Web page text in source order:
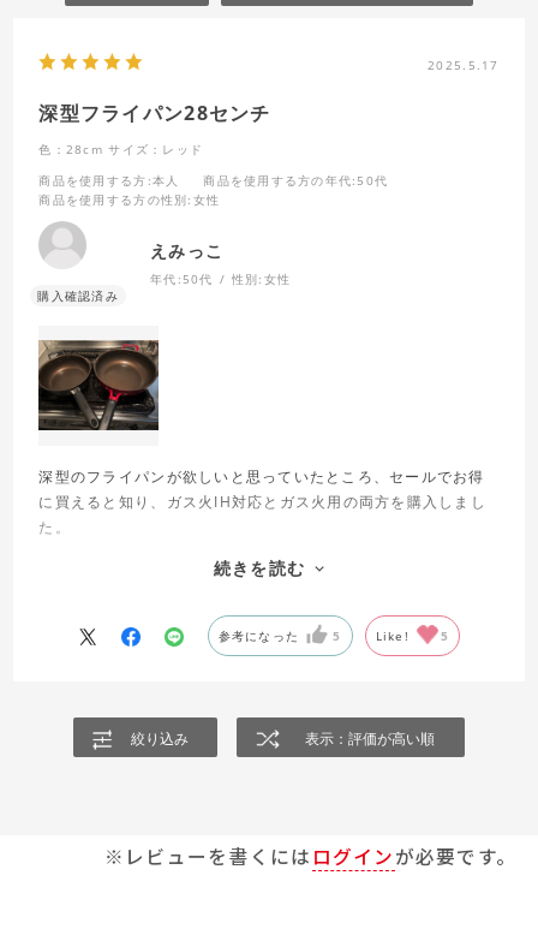
2025.5.17
深型フライパン28センチ
色：28cm サイズ：レッド
商品を使用する方 :本人 商品を使用する方の年代 :50代
商品を使用する方の性別:女性
えみっこ
年代: 50代 性別: 女性
深型のフライパンが欲しいと思っていたところ、セールでお得
に買えると知り、ガス火IH対応とガス火用の両方を購入しまし
た。
っかり安定感があり安心して使えます。
スフリーで使えています。重さはあっても両鍋のように持てて
注げるのでよく考えられて作られているなぁと。全サイズを入
続きを読む
参考になった 5 Like! 5
絞り込み 表示：評価が高い順
※レビューを書くには ログインが必要です。